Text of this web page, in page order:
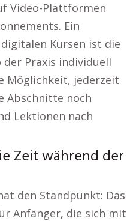
Video-Plattformen
Ein
Kursen ist die
Praxis individuell
Möglichkeit, jederzeit
Abschnitte noch
Lektionen nach
Zeit während der
den Standpunkt: Das
Anfänger, die sich mit